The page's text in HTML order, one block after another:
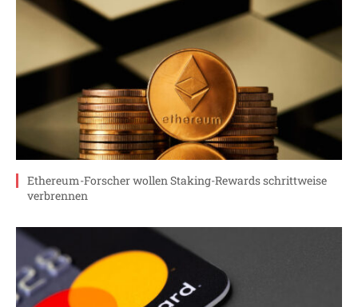
Ethereum-Forscher wollen Staking-Rewards schrittweise
verbrennen